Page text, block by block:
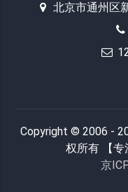
北京市通州区
Copyright © 2006 -
权所有 【专
京